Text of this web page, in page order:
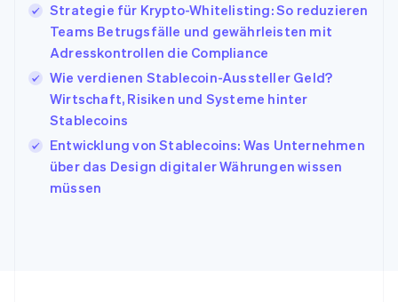
Strategie für Krypto-Whitelisting: So reduzieren
Teams Betrugsfälle und gewährleisten mit
Adresskontrollen die Compliance
Wie verdienen Stablecoin-Aussteller Geld?
Wirtschaft, Risiken und Systeme hinter
Stablecoins
Entwicklung von Stablecoins: Was Unternehmen
über das Design digitaler Währungen wissen
müssen
ItalianoEnglish
Japan
日本語 English
EnglishFrançais
Kroatien
EnglishItaliano
English
Liechtenstein
DeutschEnglish